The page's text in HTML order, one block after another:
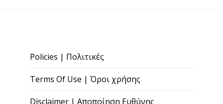
Policies | Πολιτικές
Terms Of Use | Όροι χρήσης
Disclaimer | Αποποίηση Ευθύνης